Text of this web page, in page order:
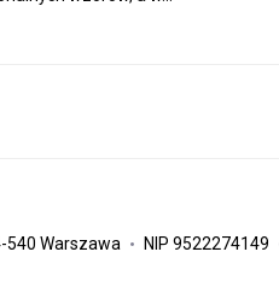
540 Warszawa NIP 9522274149